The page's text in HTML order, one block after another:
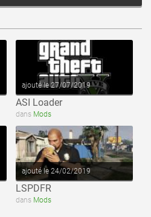
ajouté le 27/07/2019
ASI Loader
dans Mods
voir ce fichier
ajouté le 24/02/2019
LSPDFR
dans Mods